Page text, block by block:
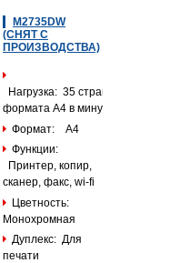
M2735DW
(СНЯТ С
ПРОИЗВОДСТВА)
Нагрузка: 35 страниц
формата А4 в минуту
Формат: А4
Функции:
Принтер, копир,
сканер, факс, wi-fi
Цветность:
Монохромная
Дуплекс: Для
печати